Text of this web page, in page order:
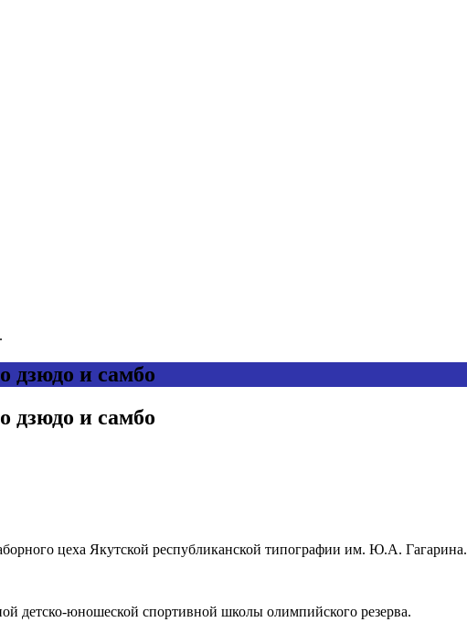
дзюдо и самбо
дзюдо и самбо
цеха Якутской республиканской типографии им. Ю.А. Гагарина.
детско-юношеской спортивной школы олимпийского резерва.